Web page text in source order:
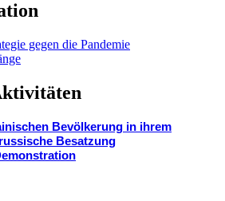
gegen die Pandemie
Bevölkerung in ihrem
Besatzung